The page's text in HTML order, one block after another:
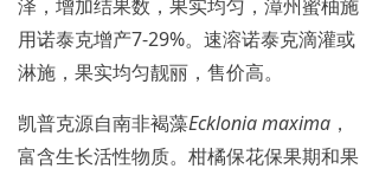
泽，增加结果数，果实均匀，漳州蜜柚施
用诺泰克增产7-29%。速溶诺泰克滴灌或
淋施，果实均匀靓丽，售价高。
凯普克源自南非褐藻Ecklonia maxima ，
富含生长活性物质。柑橘保花保果期和果